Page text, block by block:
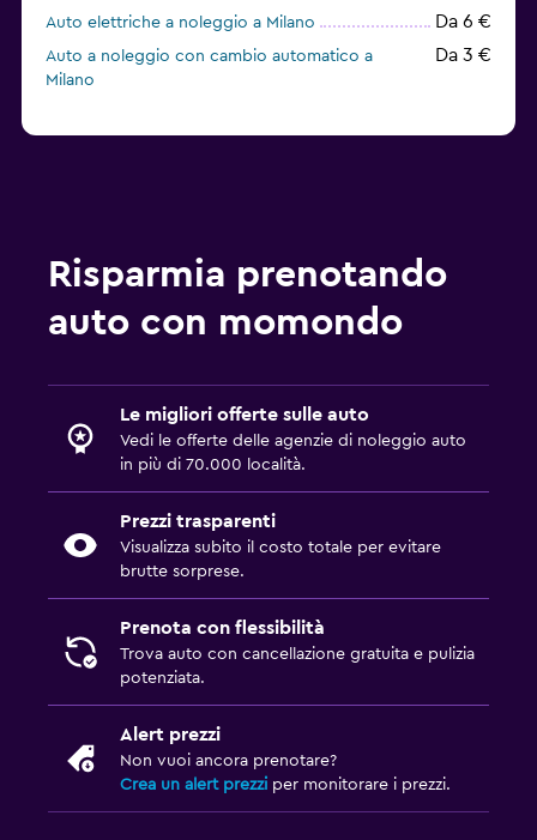
Auto elettriche a noleggio a Milano Da 6 €
Auto a noleggio con cambio automatico a
Milano
Da 3 €
Risparmia prenotando
auto con momondo
Le migliori offerte sulle auto
Vedi le offerte delle agenzie di noleggio auto
in più di 70.000 località.
Prezzi trasparenti
Visualizza subito il costo totale per evitare
brutte sorprese.
Prenota con flessibilità
Trova auto con cancellazione gratuita e pulizia
potenziata.
Alert prezzi
Non vuoi ancora prenotare?
Crea un alert prezzi per monitorare i prezzi.